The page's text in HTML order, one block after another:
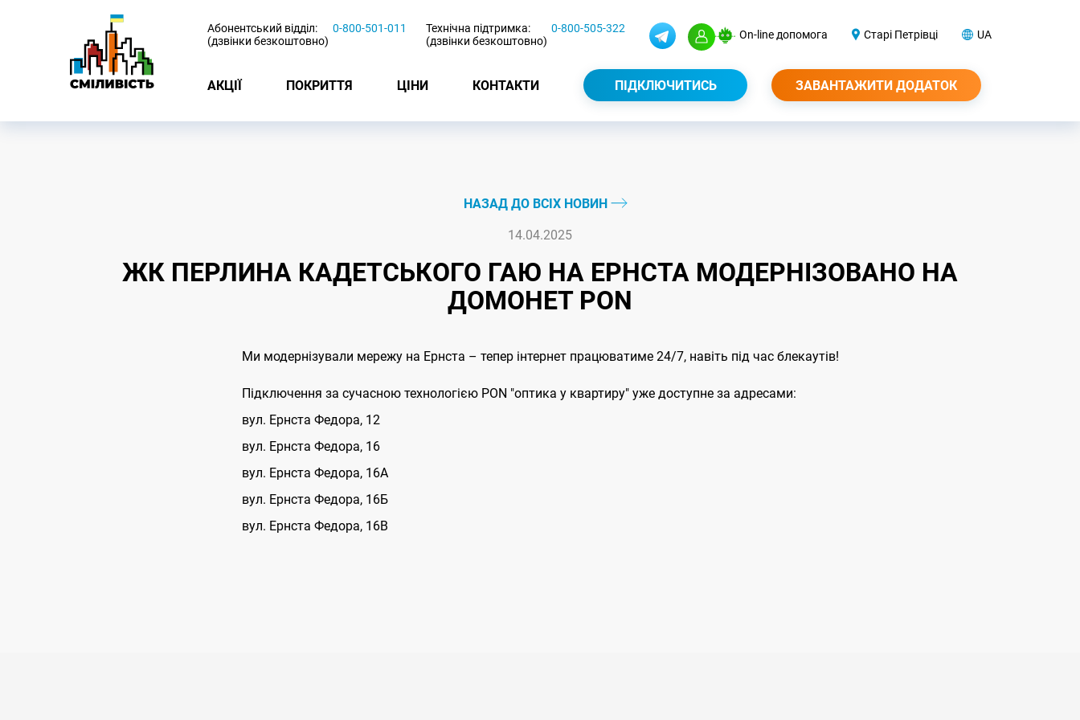
Абонентський відділ:
(дзвінки безкоштовно)
0-800-501-011
Технічна підтримка:
(дзвінки безкоштовно)
0-800-505-322 On-line допомога Старі Петрівці UA
АКЦІЇ ПОКРИТТЯ ЦІНИ КОНТАКТИ ПІДКЛЮЧИТИСЬ ЗАВАНТАЖИТИ ДОДАТОК
НАЗАД ДО ВСІХ НОВИН
14.04.2025
ЖК ПЕРЛИНА КАДЕТСЬКОГО ГАЮ НА ЕРНСТА МОДЕРНІЗОВАНО НА
ДОМОНЕТ PON
Ми модернізували мережу на Ернста – тепер інтернет працюватиме 24/7, навіть під час блекаутів!
Підключення за сучасною технологією PON "оптика у квартиру" уже доступне за адресами:
вул. Ернста Федора, 12
вул. Ернста Федора, 16
вул. Ернста Федора, 16А
вул. Ернста Федора, 16Б
вул. Ернста Федора, 16В